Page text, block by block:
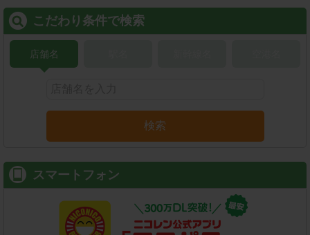
こだわり条件で検索
店舗名
検索
スマートフォン